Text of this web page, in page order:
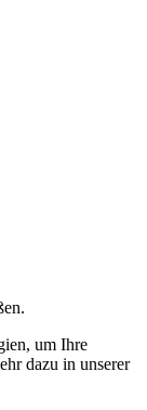
um Ihre
dazu in unserer